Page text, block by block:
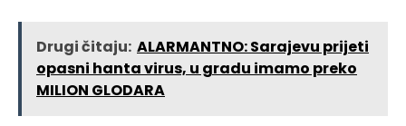
Drugi čitaju: ALARMANTNO: Sarajevu prijeti
opasni hanta virus, u gradu imamo preko
MILION GLODARA